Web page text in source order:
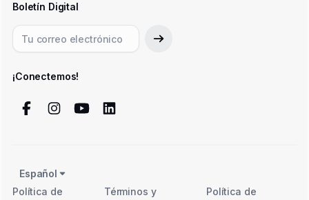
Boletín Digital
¡Conectemos!
Política de Términos y Política de
Español